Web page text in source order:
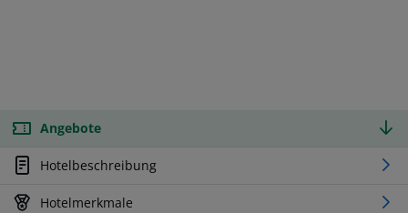
Angebote
Hotelbeschreibung
Hotelmerkmale